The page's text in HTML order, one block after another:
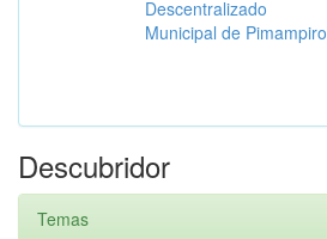
Descentralizado
Municipal de Pimampiro
Descubridor
Temas